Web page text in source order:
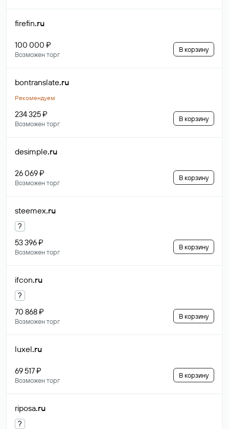
firefin.ru
100 000 ₽
Возможен торг
В корзину
bontranslate.ru
Рекомендуем
234 325 ₽
Возможен торг
В корзину
desimple.ru
26 069 ₽
Возможен торг
В корзину
steemex.ru
?
53 396 ₽
Возможен торг
В корзину
ifcon.ru
?
70 868 ₽
Возможен торг
В корзину
luxel.ru
69 517 ₽
Возможен торг
В корзину
riposa.ru
?